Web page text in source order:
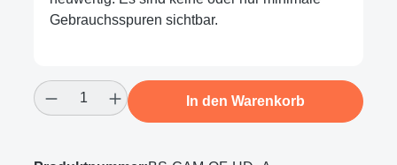
Gebrauchsspuren sichtbar.
Produkt Anzahl: Gib den gewünschten
In den Warenkorb